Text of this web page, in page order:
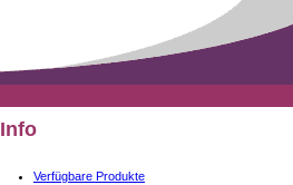
Info
Verfügbare Produkte